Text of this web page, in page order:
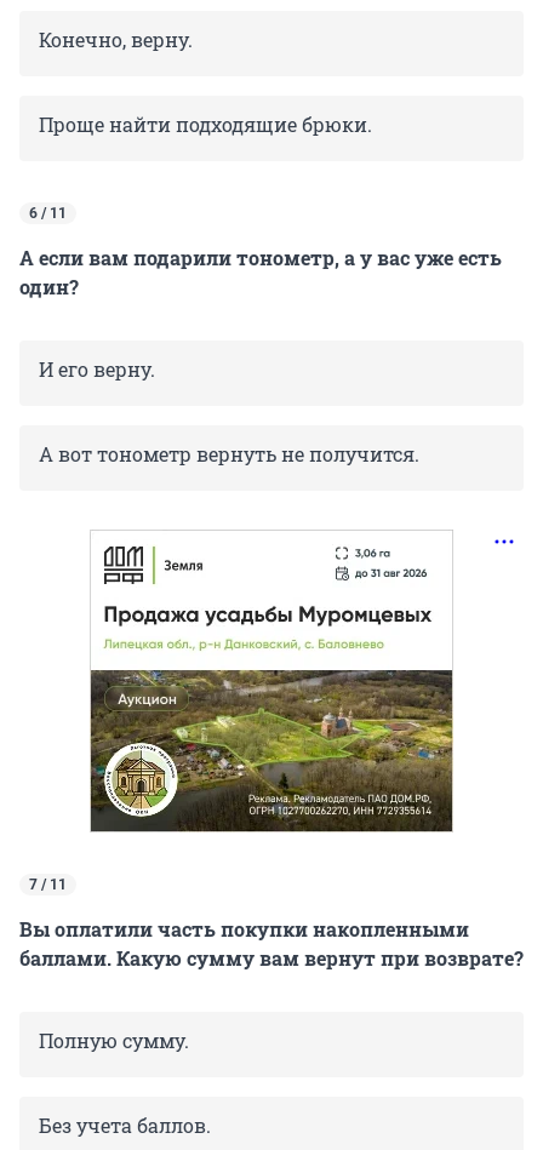
Конечно, верну.
Проще найти подходящие брюки.
6 / 11
А если вам подарили тонометр, а у вас уже есть
один?
И его верну.
А вот тонометр вернуть не получится.
7 / 11
Вы оплатили часть покупки накопленными
баллами. Какую сумму вам вернут при возврате?
Полную сумму.
Без учета баллов.